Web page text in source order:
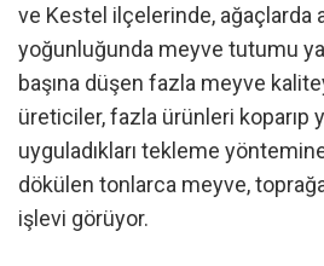
ve Kestel ilçelerinde, ağaçlarda
yoğunluğunda meyve tutumu
başına düşen fazla meyve
üreticiler, fazla ürünleri koparıp
uyguladıkları tekleme
dökülen tonlarca meyve,
işlevi görüyor.